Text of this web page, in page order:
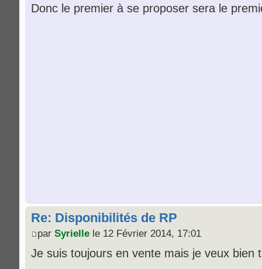
Donc le premier à se proposer sera le
Re: Disponibilités de RP
par Syrielle le 12 Février 2014, 17:01
Je suis toujours en vente mais je veux bien